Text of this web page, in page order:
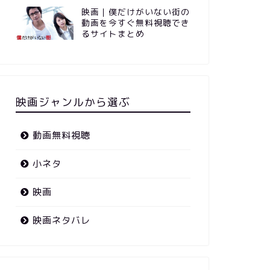
映画｜僕だけがいない街の
動画を今すぐ無料視聴でき
るサイトまとめ
映画ジャンルから選ぶ
動画無料視聴
小ネタ
映画
映画ネタバレ